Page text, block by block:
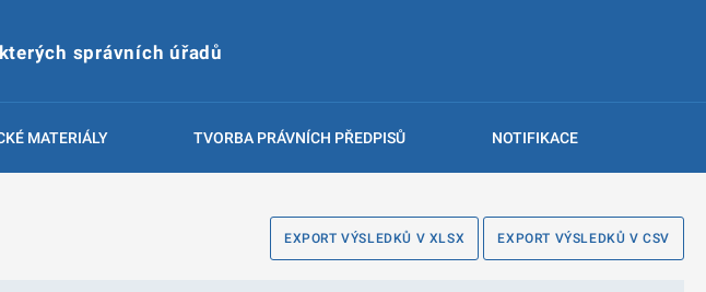
správních úřadů
MATERIÁLY TVORBA PRÁVNÍCH PŘEDPISŮ NOTIFIKACE
EXPORT VÝSLEDKŮ V XLSX EXPORT VÝSLEDKŮ V CSV